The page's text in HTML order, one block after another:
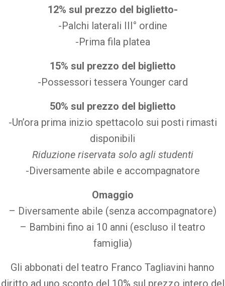
12% sul prezzo del biglietto-
-Palchi laterali III° ordine
-Prima fila platea
15% sul prezzo del biglietto
-Possessori tessera Younger card
50% sul prezzo del biglietto
-Un’ora prima inizio spettacolo sui posti rimasti
disponibili
Riduzione riservata solo agli studenti
-Diversamente abile e accompagnatore
Omaggio
– Diversamente abile (senza accompagnatore)
– Bambini fino ai 10 anni (escluso il teatro
famiglia)
Gli abbonati del teatro Franco Tagliavini hanno
diritto ad uno sconto del 10% sul prezzo intero del